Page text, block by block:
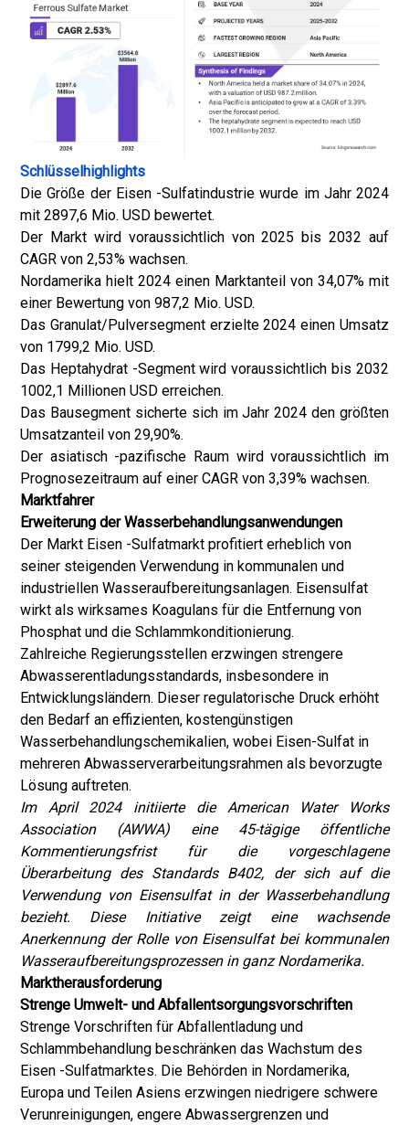
Schlüsselhighlights
Die Größe der Eisen -Sulfatindustrie wurde im Jahr 2024
mit 2897,6 Mio. USD bewertet.
Der Markt wird voraussichtlich von 2025 bis 2032 auf
CAGR von 2,53% wachsen.
Nordamerika hielt 2024 einen Marktanteil von 34,07% mit
einer Bewertung von 987,2 Mio. USD.
Das Granulat/Pulversegment erzielte 2024 einen Umsatz
von 1799,2 Mio. USD.
Das Heptahydrat -Segment wird voraussichtlich bis 2032
1002,1 Millionen USD erreichen.
Das Bausegment sicherte sich im Jahr 2024 den größten
Umsatzanteil von 29,90%.
Der asiatisch -pazifische Raum wird voraussichtlich im
Prognosezeitraum auf einer CAGR von 3,39% wachsen.
Marktfahrer
Erweiterung der Wasserbehandlungsanwendungen
Der Markt Eisen -Sulfatmarkt profitiert erheblich von
seiner steigenden Verwendung in kommunalen und
industriellen Wasseraufbereitungsanlagen. Eisensulfat
wirkt als wirksames Koagulans für die Entfernung von
Phosphat und die Schlammkonditionierung.
Zahlreiche Regierungsstellen erzwingen strengere
Abwasserentladungsstandards, insbesondere in
Entwicklungsländern. Dieser regulatorische Druck erhöht
den Bedarf an effizienten, kostengünstigen
Wasserbehandlungschemikalien, wobei Eisen-Sulfat in
mehreren Abwasserverarbeitungsrahmen als bevorzugte
Lösung auftreten.
Im April 2024 initiierte die American Water Works
Association (AWWA) eine 45-tägige öffentliche
Kommentierungsfrist für die vorgeschlagene
Überarbeitung des Standards B402, der sich auf die
Verwendung von Eisensulfat in der Wasserbehandlung
bezieht. Diese Initiative zeigt eine wachsende
Anerkennung der Rolle von Eisensulfat bei kommunalen
Wasseraufbereitungsprozessen in ganz Nordamerika.
Marktherausforderung
Strenge Umwelt- und Abfallentsorgungsvorschriften
Strenge Vorschriften für Abfallentladung und
Schlammbehandlung beschränken das Wachstum des
Eisen -Sulfatmarktes. Die Behörden in Nordamerika,
Europa und Teilen Asiens erzwingen niedrigere schwere
Verunreinigungen, engere Abwassergrenzen und